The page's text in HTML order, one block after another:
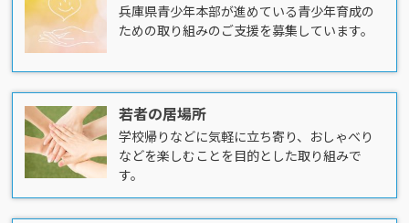
兵庫県青少年本部が進めている青少年育成の
ための取り組みのご支援を募集しています。
若者の居場所
学校帰りなどに気軽に立ち寄り、おしゃべり
などを楽しむことを目的とした取り組みで
す。